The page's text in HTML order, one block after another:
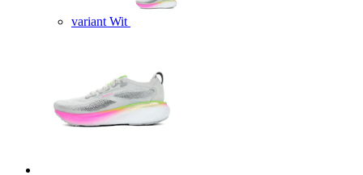
variant Wit